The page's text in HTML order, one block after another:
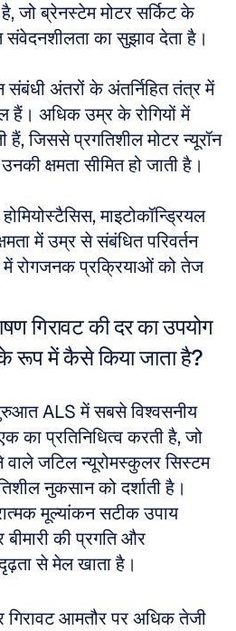
जो ब्रेनस्टेम मोटर सर्किट के
का सुझाव देता है।
संबंधी अंतरों के अंतर्निहित तंत्र में
हैं। अधिक उम्र के रोगियों में
हैं, जिससे प्रगतिशील मोटर न्यूरॉन
क्षमता सीमित हो जाती है।
माइटोकॉन्ड्रियल
में उम्र से संबंधित परिवर्तन
में रोगजनक प्रक्रियाओं को तेज
गिरावट की दर का उपयोग
रूप में कैसे किया जाता है?
ALS में सबसे विश्वसनीय
का प्रतिनिधित्व करती है, जो
जटिल न्यूरोमस्कुलर सिस्टम
नुकसान को दर्शाती है।
मूल्यांकन सटीक उपाय
की प्रगति और
से मेल खाता है।
गिरावट आमतौर पर अधिक तेजी